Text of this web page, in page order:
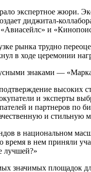
экспертное жюри.
диджитал-
и
рынка трудно
в ходе церемонии
знаками —
высоких
и эксперты
и партнеров по
и
в национальном
в нем приняли
лучшей?»
значимых площадок